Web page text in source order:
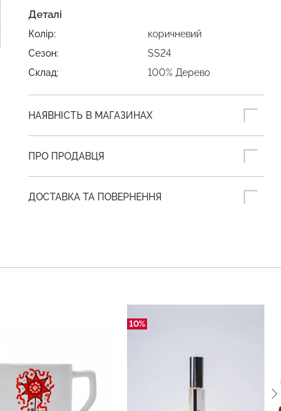
Деталі
Колір:
коричневий
Сезон:
SS24
Склад:
100% Дерево
НАЯВНІСТЬ В МАГАЗИНАХ
ПРО ПРОДАВЦЯ
ДОСТАВКА ТА ПОВЕРНЕННЯ
10%